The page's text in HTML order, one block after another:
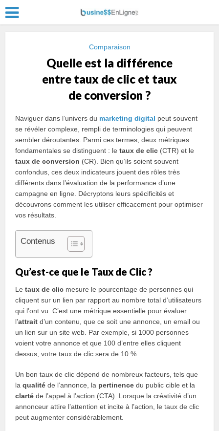
Comparaison
Quelle est la différence
entre taux de clic et taux
de conversion ?
Naviguer dans l’univers du marketing digital peut souvent
se révéler complexe, rempli de terminologies qui peuvent
sembler déroutantes. Parmi ces termes, deux métriques
fondamentales se distinguent : letaux de clic (CTR) et le
taux de conversion (CR). Bien qu’ils soient souvent
confondus, ces deux indicateurs jouent des rôles très
différents dans l’évaluation de la performance d’une
campagne en ligne. Décryptons leurs spécificités et
découvrons comment les utiliser efficacement pour optimiser
vos résultats.
Contenus
Qu’est-ce que le Taux de Clic ?
Letaux de clic mesure le pourcentage de personnes qui
cliquent sur un lien par rapport au nombre total d’utilisateurs
qui l’ont vu. C’est une métrique essentielle pour évaluer
l’attrait d’un contenu, que ce soit une annonce, un email ou
un lien sur un site web. Par exemple, si 1000 personnes
voient votre annonce et que 100 d’entre elles cliquent
dessus, votre taux de clic sera de 10 %.
Un bon taux de clic dépend de nombreux facteurs, tels que
laqualité de l’annonce, la pertinence du public cible et la
clarté de l’appel à l’action (CTA). Lorsque la créativité d’un
annonceur attire l’attention et incite à l’action, le taux de clic
peut augmenter considérablement.